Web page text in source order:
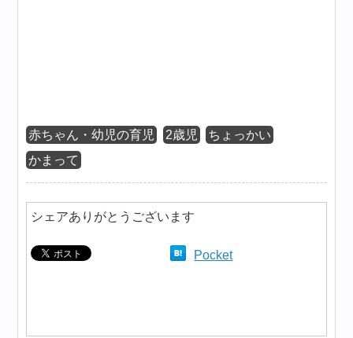
赤ちゃん・幼児の育児 2歳児
ちょっかい
かまって
シェアありがとうございます
Pocket